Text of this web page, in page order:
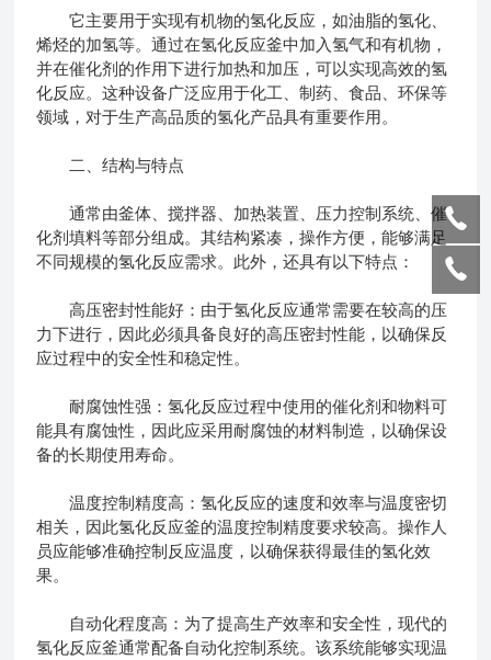
它主要用于实现有机物的氢化反应，如油脂的氢化、
烯烃的加氢等。通过在氢化反应釜中加入氢气和有机物，
并在催化剂的作用下进行加热和加压，可以实现高效的氢
化反应。这种设备广泛应用于化工、制药、食品、环保等
领域，对于生产高品质的氢化产品具有重要作用。
二、结构与特点
通常由釜体、搅拌器、加热装置、压力控制系统、催
化剂填料等部分组成。其结构紧凑，操作方便，能够满足
不同规模的氢化反应需求。此外，还具有以下特点：
高压密封性能好：由于氢化反应通常需要在较高的压
力下进行，因此必须具备良好的高压密封性能，以确保反
应过程中的安全性和稳定性。
耐腐蚀性强：氢化反应过程中使用的催化剂和物料可
能具有腐蚀性，因此应采用耐腐蚀的材料制造，以确保设
备的长期使用寿命。
温度控制精度高：氢化反应的速度和效率与温度密切
相关，因此氢化反应釜的温度控制精度要求较高。操作人
员应能够准确控制反应温度，以确保获得最佳的氢化效
果。
自动化程度高：为了提高生产效率和安全性，现代的
氢化反应釜通常配备自动化控制系统。该系统能够实现温